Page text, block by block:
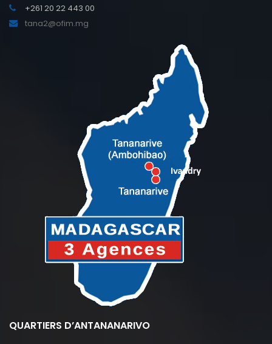
+261 20 22 443 00
tana2@ofim.mg
QUARTIERS D’ANTANANARIVO